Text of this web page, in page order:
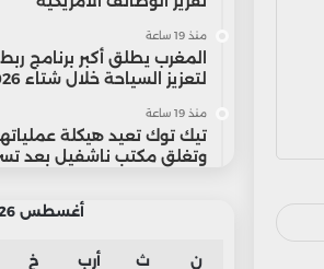
منذ 19 ساعة
المغرب يطلق أكبر برنامج
لتعزيز السياحة خلال شتاء 2026
منذ 19 ساعة
تيك توك تعيد هيكلة
وتغلق مكتب ناشفيل بعد تسريح 250
أغسطس 2026
ن ث أرب خ